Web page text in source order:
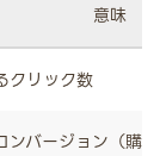
意味
クリック数
ンバージョン（購